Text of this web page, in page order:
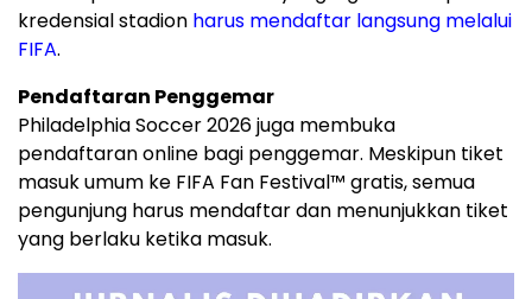
kredensial stadion harus mendaftar langsung melalui
FIFA.
Pendaftaran Penggemar
Philadelphia Soccer 2026 juga membuka
pendaftaran online bagi penggemar. Meskipun tiket
masuk umum ke FIFA Fan Festival™ gratis, semua
pengunjung harus mendaftar dan menunjukkan tiket
yang berlaku ketika masuk.